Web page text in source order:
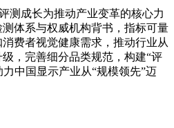
测成长为推动产业变革的核心力
体系与权威机构背书，指标可量
费者视觉健康需求，推动行业从
，完善细分品类规范，构建“评
中国显示产业从“规模领先”迈